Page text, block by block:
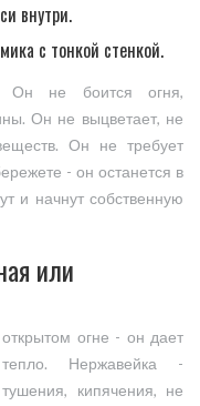
внутри.
с тонкой стенкой.
Он не боится огня,
Он не выцветает, не
Он не требует
- он останется в
и начнут собственную
или
огне - он дает
Нержавейка -
кипячения, не